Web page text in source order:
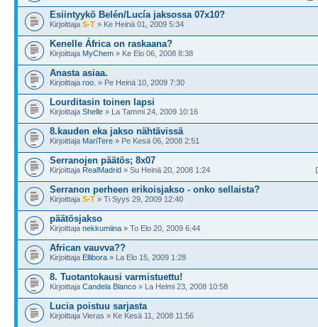
Esiintyykö Belén/Lucía jaksossa 07x10?
Kirjoittaja S-T » Ke Heinä 01, 2009 5:34
Kenelle África on raskaana?
Kirjoittaja MyChem » Ke Elo 06, 2008 8:38
Anasta asiaa.
Kirjoittaja roo. » Pe Heinä 10, 2009 7:30
Lourditasin toinen lapsi
Kirjoittaja Shelle » La Tammi 24, 2009 10:16
8.kauden eka jakso nähtävissä
Kirjoittaja MariTere » Pe Kesä 06, 2008 2:51
Serranojen päätös; 8x07
Kirjoittaja RealMadrid » Su Heinä 20, 2008 1:24
Serranon perheen erikoisjakso - onko sellaista?
Kirjoittaja S-T » Ti Syys 29, 2009 12:40
päätösjakso
Kirjoittaja nekkumiina » To Elo 20, 2009 6:44
African vauvva??
Kirjoittaja Ellibora » La Elo 15, 2009 1:28
8. Tuotantokausi varmistuettu!
Kirjoittaja Candela Blanco » La Helmi 23, 2008 10:58
Lucia poistuu sarjasta
Kirjoittaja Vieras » Ke Kesä 11, 2008 11:56